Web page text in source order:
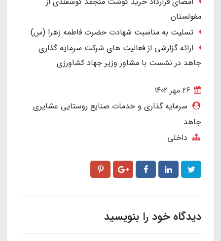
مغولستان
تسلیت به مناسبت شهادت حضرت فاطمه زهرا (س)
ارائه گزارشی از فعالیت های شرکت سرمایه گذاری
جاهد در نشست با مشاور وزیر جهاد کشاورزی
سرمایه گذاری و خدمات صنایع روستایی عشایری
جاهد
داخلی
دیدگاه خود را بنویسید